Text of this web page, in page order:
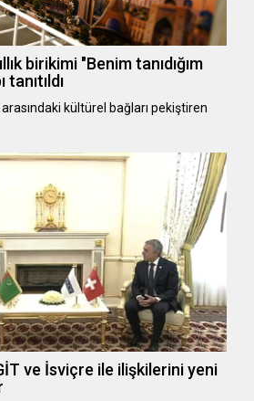
birikimi "Benim tanıdığım
kültürel bağları pekiştiren
ve İsviçre ile ilişkilerini yeni